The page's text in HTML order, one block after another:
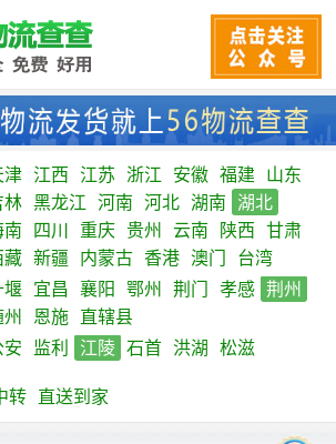
津 江西 江苏 浙江 安徽 福建 山东
林 黑龙江 河南 河北 湖南 湖北
南 四川 重庆 贵州 云南 陕西 甘肃
藏 新疆 内蒙古 香港 澳门 台湾
堰 宜昌 襄阳 鄂州 荆门 孝感 荆州
州 恩施 直辖县
安 监利 江陵 石首 洪湖 松滋
转 直送到家